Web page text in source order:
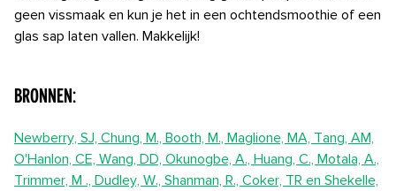
geen vissmaak en kun je het in een ochtendsmoothie of een
glas sap laten vallen. Makkelijk!
Bronnen:
Newberry, SJ, Chung, M., Booth, M., Maglione, MA, Tang, AM,
O'Hanlon, CE, Wang, DD, Okunogbe, A., Huang, C., Motala, A.,
Trimmer, M ., Dudley, W., Shanman, R., Coker, TR en Shekelle,